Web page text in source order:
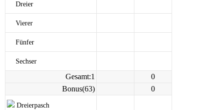
Dreier
Vierer
Fünfer
Sechser
Gesamt:1
0
Bonus(63)
0
Dreierpasch